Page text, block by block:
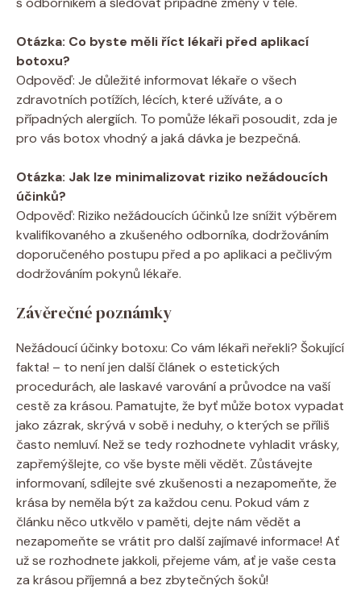
Otázka: Co byste měli říct lékaři před aplikací
botoxu?
Odpověď: Je důležité informovat lékaře o všech
zdravotních potížích, lécích, které užíváte, a o
případných alergiích. To pomůže lékaři posoudit, zda je
pro vás botox vhodný a jaká dávka je bezpečná.
Otázka: Jak lze minimalizovat riziko nežádoucích
účinků?
Odpověď: Riziko nežádoucích účinků lze snížit výběrem
kvalifikovaného a zkušeného odborníka, dodržováním
doporučeného postupu před a po aplikaci a pečlivým
dodržováním pokynů lékaře.
Závěrečné poznámky
Nežádoucí účinky botoxu: Co vám lékaři neřekli? Šokující
fakta! – to není jen další článek o estetických
procedurách, ale laskavé varování a průvodce na vaší
cestě za krásou. Pamatujte, že byť může botox vypadat
jako zázrak, skrývá v sobě i neduhy, o kterých se příliš
často nemluví. Než se tedy rozhodnete vyhladit vrásky,
zapřemýšlejte, co vše byste měli vědět. Zůstávejte
informovaní, sdílejte své zkušenosti a nezapomeňte, že
krása by neměla být za každou cenu. Pokud vám z
článku něco utkvělo v paměti, dejte nám vědět a
nezapomeňte se vrátit pro další zajímavé informace! Ať
už se rozhodnete jakkoli, přejeme vám, ať je vaše cesta
za krásou příjemná a bez zbytečných šoků!